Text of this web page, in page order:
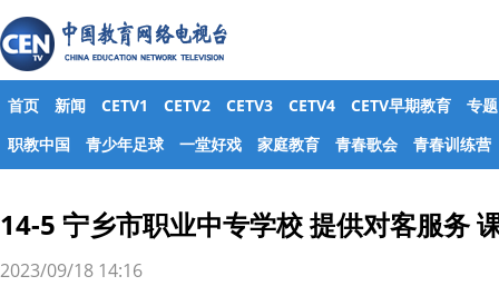
首页 新闻 CETV1 CETV2 CETV3 CETV4 CETV早期教育
专题
职教中国
青少年足球 一堂好戏 家庭教育 青春歌会 青春训练营
14-5 宁乡市职业中专学校 提供对客服务
2023/09/18 14:16